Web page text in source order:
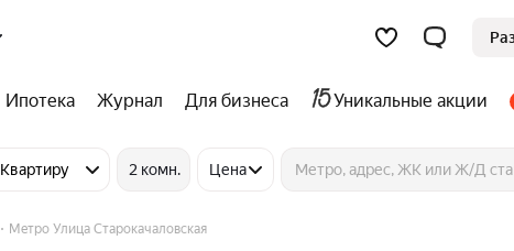
Ипотека Журнал Для бизнеса Уникальные акции
Квартиру 2 комн. Цена
Метро Улица Старокачаловская